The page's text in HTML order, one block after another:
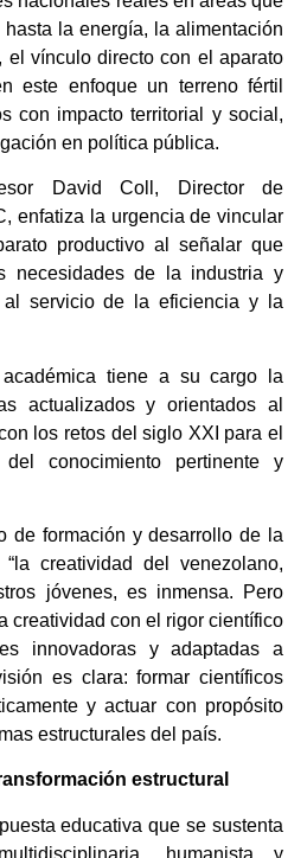
la energía, la alimentación
el vínculo directo con el aparato
este enfoque un terreno fértil
con impacto territorial y social,
en política pública.
David Coll, Director de
enfatiza la urgencia de vincular
productivo al señalar que
necesidades de la industria y
al servicio de la eficiencia y la
tiene a su cargo la
actualizados y orientados al
los retos del siglo XXI para el
conocimiento pertinente y
de formación y desarrollo de la
creatividad del venezolano,
jóvenes, es inmensa. Pero
creatividad con el rigor científico
innovadoras y adaptadas a
es clara: formar científicos
y actuar con propósito
estructurales del país.
estructural
educativa que se sustenta
humanista y